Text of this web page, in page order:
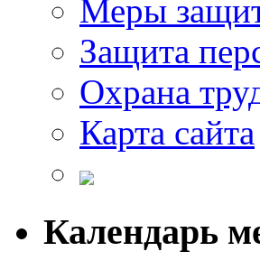
Меры
Защита
Охрана
Карта сайта
Календарь